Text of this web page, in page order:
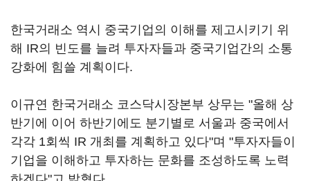
한국거래소 역시 중국기업의 이해를 제고시키기 위
해 IR의 빈도를 늘려 투자자들과 중국기업간의 소통
강화에 힘쓸 계획이다.
이규연 한국거래소 코스닥시장본부 상무는 "올해 상
반기에 이어 하반기에도 분기별로 서울과 중국에서
각각 1회씩 IR 개최를 계획하고 있다"며 "투자자들이
기업을 이해하고 투자하는 문화를 조성하도록 노력